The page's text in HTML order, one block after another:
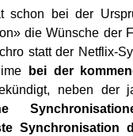
schon bei der
die Wünsche der
statt der Netflix-
bei der
neben der
Synchronisation